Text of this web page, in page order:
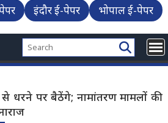
इंदौर ई-पेपर भोपाल ई-पेपर
धरने पर बैठेंगे; नामांतरण मामलों की